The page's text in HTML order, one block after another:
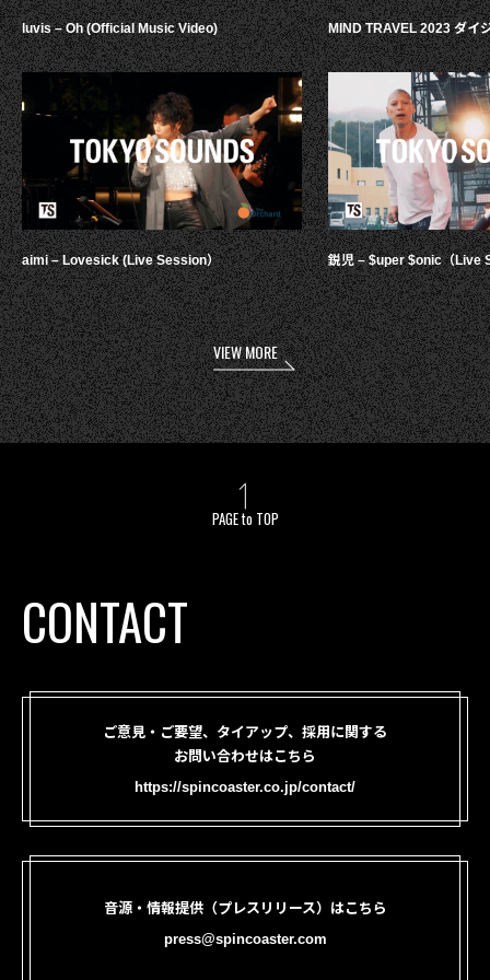
luvis – Oh (Official Music Video)
aimi – Lovesick (Live Session）
MIND TRAVEL 2023 ダイ
鋭児 – $uper $onic（Live
VIEW MORE
PAGE to TOP
CONTACT
ご意見・ご要望、タイアップ、採用に関する
お問い合わせはこちら
https://spincoaster.co.jp/contact/
音源・情報提供（プレスリリース）はこちら
press@spincoaster.com